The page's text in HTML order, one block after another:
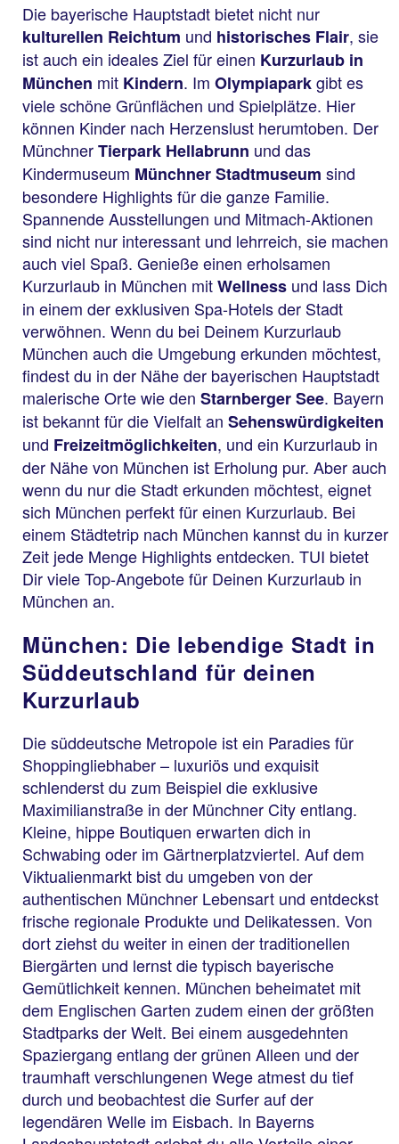
Die bayerische Hauptstadt bietet nicht nur
kulturellen Reichtum und historisches Flair, sie
ist auch ein ideales Ziel für einen Kurzurlaub in
München mit Kindern. Im Olympiaparkgibt es
viele schöne Grünflächen und Spielplätze. Hier
können Kinder nach Herzenslust herumtoben. Der
MünchnerTierpark Hellabrunn und das
Kindermuseum Münchner Stadtmuseum sind
besondere Highlights für die ganze Familie.
Spannende Ausstellungen und Mitmach-Aktionen
sind nicht nur interessant und lehrreich, sie machen
auch viel Spaß. Genieße einen erholsamen
Kurzurlaub in München mitWellness und lass Dich
in einem der exklusiven Spa-Hotels der Stadt
verwöhnen. Wenn du bei Deinem Kurzurlaub
München auch die Umgebung erkunden möchtest,
findest du in der Nähe der bayerischen Hauptstadt
malerische Orte wie den Starnberger See. Bayern
ist bekannt für die Vielfalt an Sehenswürdigkeiten
und Freizeitmöglichkeiten, und ein Kurzurlaub in
der Nähe von München ist Erholung pur. Aber auch
wenn du nur die Stadt erkunden möchtest, eignet
sich München perfekt für einen Kurzurlaub. Bei
einem Städtetrip nach München kannst du in kurzer
Zeit jede Menge Highlights entdecken. TUI bietet
Dir viele Top-Angebote für Deinen Kurzurlaub in
München an.
München: Die lebendige Stadt in
Süddeutschland für deinen
Kurzurlaub
Die süddeutsche Metropole ist ein Paradies für
Shoppingliebhaber – luxuriös und exquisit
schlenderst du zum Beispiel die exklusive
Maximilianstraße in der Münchner City entlang.
Kleine, hippe Boutiquen erwarten dich in
Schwabing oder im Gärtnerplatzviertel. Auf dem
Viktualienmarkt bist du umgeben von der
authentischen Münchner Lebensart und entdeckst
frische regionale Produkte und Delikatessen. Von
dort ziehst du weiter in einen der traditionellen
Biergärten und lernst die typisch bayerische
Gemütlichkeit kennen. München beheimatet mit
dem Englischen Garten zudem einen der größten
Stadtparks der Welt. Bei einem ausgedehnten
Spaziergang entlang der grünen Alleen und der
traumhaft verschlungenen Wege atmest du tief
durch und beobachtest die Surfer auf der
legendären Welle im Eisbach. In Bayerns